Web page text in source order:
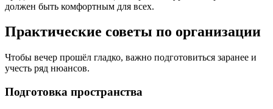
должен быть комфортным для всех.
Практические советы по организации
Чтобы вечер прошёл гладко, важно подготовиться заранее и
учесть ряд нюансов.
Подготовка пространства